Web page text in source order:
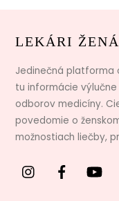
LEKÁRI
Jedinečná platforma
tu informácie
odborov medicíny.
povedomie o
možnostiach liečby,